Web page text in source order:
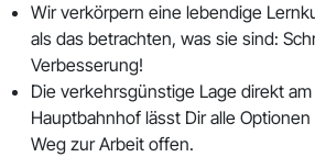
Wir verkörpern eine lebendige
als das betrachten, was sie sind:
Verbesserung!
Die verkehrsgünstige Lage direkt
Hauptbahnhof lässt Dir alle
Weg zur Arbeit offen.